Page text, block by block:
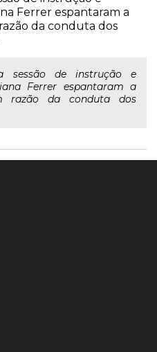
Ferrer espantaram a
da conduta dos
sessão de instrução e
Ferrer espantaram a
razão da conduta dos